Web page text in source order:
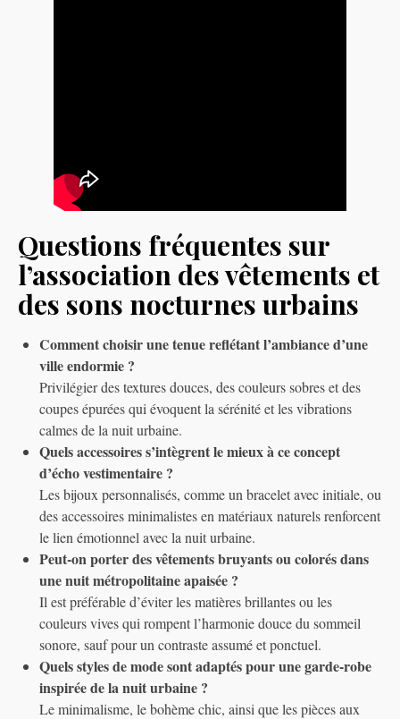
Questions fréquentes sur
l’association des vêtements et
des sons nocturnes urbains
Comment choisir une tenue reflétant l’ambiance d’une
ville endormie ?
Privilégier des textures douces, des couleurs sobres et des
coupes épurées qui évoquent la sérénité et les vibrations
calmes de la nuit urbaine.
Quels accessoires s’intègrent le mieux à ce concept
d’écho vestimentaire ?
Les bijoux personnalisés, comme un bracelet avec initiale, ou
des accessoires minimalistes en matériaux naturels renforcent
le lien émotionnel avec la nuit urbaine.
Peut-on porter des vêtements bruyants ou colorés dans
une nuit métropolitaine apaisée ?
Il est préférable d’éviter les matières brillantes ou les
couleurs vives qui rompent l’harmonie douce du sommeil
sonore, sauf pour un contraste assumé et ponctuel.
Quels styles de mode sont adaptés pour une garde-robe
inspirée de la nuit urbaine ?
Le minimalisme, le bohème chic, ainsi que les pièces aux